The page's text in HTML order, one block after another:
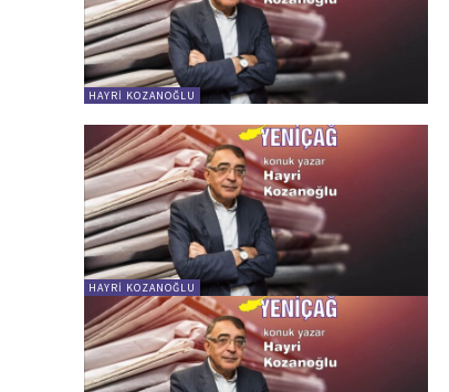
HAYRI KOZANOĞLU
HAYRI KOZANOĞLU